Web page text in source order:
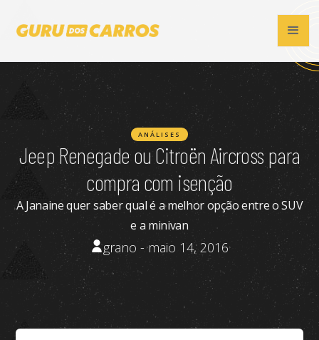
ANÁLISES
Jeep Renegade ou Citroën Aircross para
compra com isenção
A Janaine quer saber qual é a melhor opção entre o SUV
e a minivan
grano - maio 14, 2016